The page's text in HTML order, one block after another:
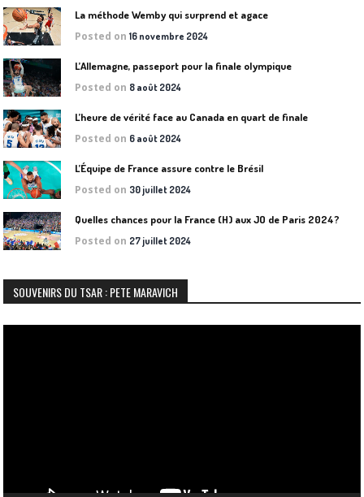
La méthode Wemby qui surprend et agace
Posted on16 novembre 2024
L’Allemagne, passeport pour la finale olympique
Posted on 8 août 2024
L’heure de vérité face au Canada en quart de finale
Posted on 6 août 2024
L’Équipe de France assure contre le Brésil
Posted on 30 juillet 2024
Quelles chances pour la France (H) aux JO de Paris 2024?
Posted on 27 juillet 2024
SOUVENIRS DU TSAR : PETE MARAVICH